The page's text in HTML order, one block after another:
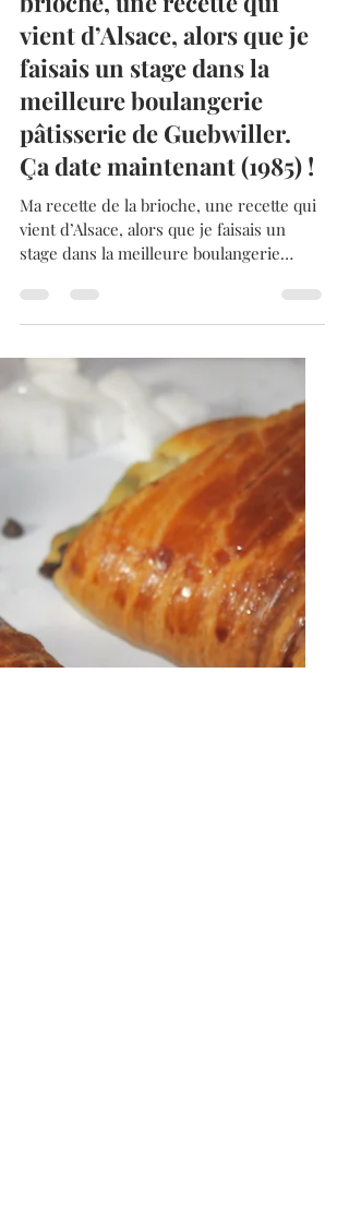
Admin
30 janv.
3 min de lecture
Voici, la recette de la
brioche, une recette qui
vient d’Alsace, alors que je
faisais un stage dans la
meilleure boulangerie
pâtisserie de Guebwiller.
Ça date maintenant (1985) !
Ma recette de la brioche, une recette qui
vient d’Alsace, alors que je faisais un
stage dans la meilleure boulangerie
pâtisserie de Guebwiller, et ça date
maintenant (1985). Et pourtant, je fais
immuablement que cette recette. C’est
un ancien collègue de travail qui m’a
demandé la recette il y a quelques jours.
Alors, je me suis mis au fourneau, pour
la réaliser et la mettre en photos. Les
vendredis matin, j’en fabriquais sur mon
lieu de travail et elles étaient en vente,
com